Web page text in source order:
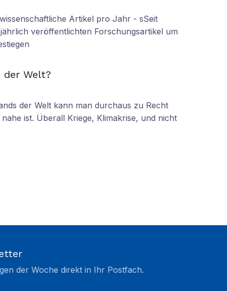
Artikel pro Jahr - sSeit
veröffentlichten Forschungsartikel um
der Welt?
der Welt kann man durchaus zu Recht
ist. Überall Kriege, Klimakrise, und nicht
der Woche direkt in Ihr Postfach.